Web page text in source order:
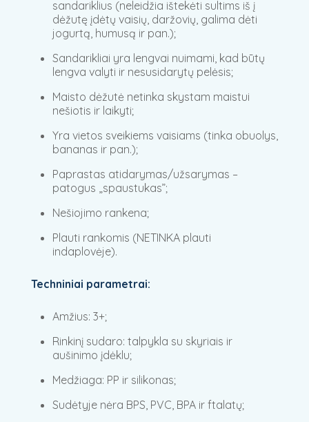
sandariklius (neleidžia ištekėti sultims iš į
dėžutę įdėtų vaisių, daržovių, galima dėti
jogurtą, humusą ir pan.);
Sandarikliai yra lengvai nuimami, kad būtų
lengva valyti ir nesusidarytų pelėsis;
Maisto dėžutė netinka skystam maistui
nešiotis ir laikyti;
Yra vietos sveikiems vaisiams (tinka obuolys,
bananas ir pan.);
Paprastas atidarymas/užsarymas –
patogus „spaustukas”;
Nešiojimo rankena;
Plauti rankomis (NETINKA plauti
indaplovėje).
Techniniai parametrai:
Amžius: 3+;
Rinkinį sudaro: talpykla su skyriais ir
aušinimo įdėklu;
Medžiaga: PP ir silikonas;
Sudėtyje nėra BPS, PVC, BPA ir ftalatų;